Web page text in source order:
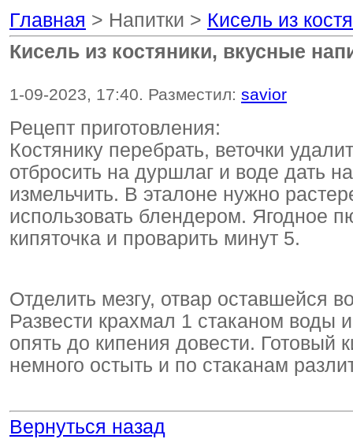
Главная > Напитки > Кисель из
Кисель из костяники, вкусные
1-09-2023, 17:40. Разместил: savior
Рецепт приготовления:
Костянику перебрать, веточки
отбросить на дуршлаг и воде дать
измельчить. В эталоне нужно
использовать блендером. Ягодное
кипяточка и проварить минут 5.
Отделить мезгу, отвар оставшейся
Развести крахмал 1 стаканом воды
опять до кипения довести. Готовый
немного остыть и по стаканам
Вернуться назад